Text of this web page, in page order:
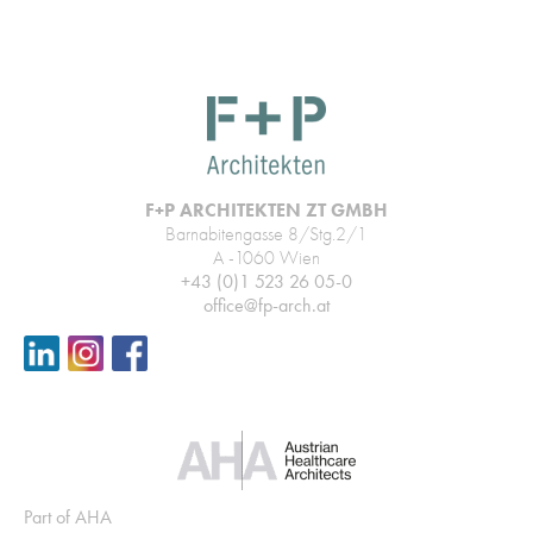
F+P ARCHITEKTEN ZT GMBH
Barnabitengasse 8/Stg.2/1
A -1060 Wien
+43 (0)1 523 26 05-0
office@fp-arch.at
Part of AHA